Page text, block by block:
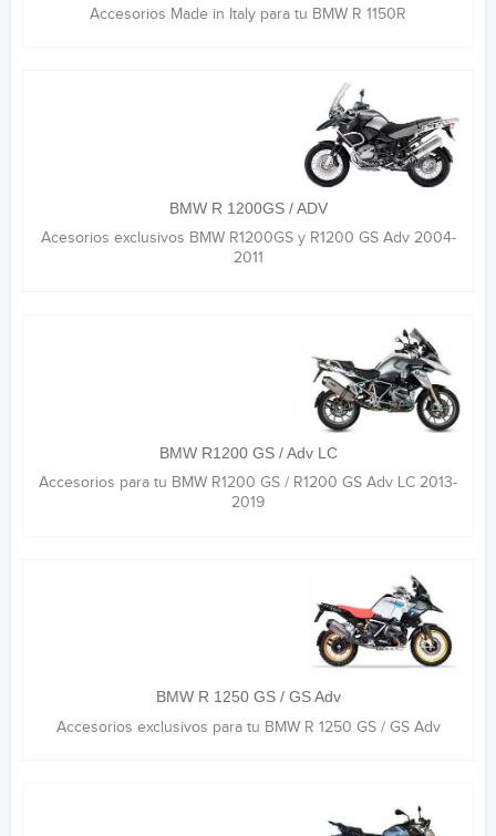
Accesorios Made in Italy para tu BMW R 1150R
BMW R 1200GS / ADV
Acesorios exclusivos BMW R1200GS y R1200 GS Adv 2004-
2011
BMW R1200 GS / Adv LC
Accesorios para tu BMW R1200 GS / R1200 GS Adv LC 2013-
2019
BMW R 1250 GS / GS Adv
Accesorios exclusivos para tu BMW R 1250 GS / GS Adv